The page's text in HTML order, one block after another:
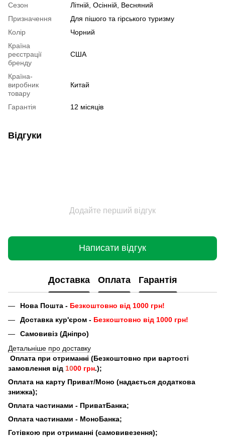
Сезон
Літній, Осінній, Весняний
Призначення
Для пішого та гірського туризму
Колір
Чорний
Країна
реєстрації
бренду
США
Країна-
виробник
товару
Китай
Гарантія 12 місяців
Відгуки
Додайте перший відгук
Написати відгук
Доставка Оплата Гарантія
Нова Пошта - Безкоштовно від 1000 грн!
Доставка кур'єром - Безкоштовно від 1000 грн!
Самовивіз (Дніпро)
Детальніше про доставку
Оплата при отриманні (Безкоштовно при вартості
замовлення від 1000 грн.);
Оплата на карту Приват/Моно (надається додаткова
знижка);
Оплата частинами - ПриватБанка;
Оплата частинами - МоноБанка;
Готівкою при отриманні (самовивезення);